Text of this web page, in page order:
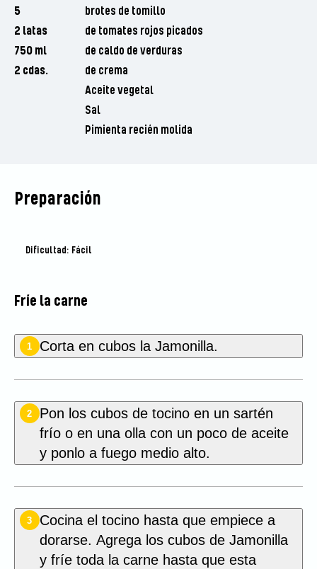
5
brotes de tomillo
2 latas
de tomates rojos picados
750 ml
de caldo de verduras
2 cdas.
de crema
Aceite vegetal
Sal
Pimienta recién molida
Preparación
Dificultad: Fácil
Fríe la carne
1 Corta en cubos la Jamonilla.
2
Pon los cubos de tocino en un sartén
frío o en una olla con un poco de aceite
y ponlo a fuego medio alto.
3
Cocina el tocino hasta que empiece a
dorarse. Agrega los cubos de Jamonilla
y fríe toda la carne hasta que esta